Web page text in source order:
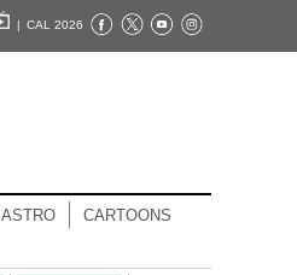
| CAL 2026
ASTRO CARTOONS